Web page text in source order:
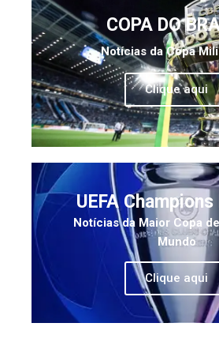
COPA DO
Notícias da Copa
Clique aqui
UEFA
Notícias da Maior Copa
Mundo
Clique aqui